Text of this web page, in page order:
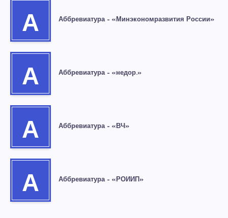
А Аббревиатура – «Минэкономразвития России»
А Аббревиатура – «недор.»
А Аббревиатура – «ВЧ»
А Аббревиатура – «РОИИП»